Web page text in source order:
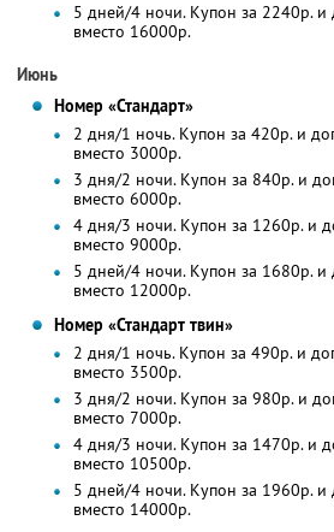
5 дней/4 ночи. Купон за 2240р. и
вместо 16000р.
Июнь
Номер «Стандарт»
2 дня/1 ночь. Купон за 420р. и
вместо 3000р.
3 дня/2 ночи. Купон за 840р. и
вместо 6000р.
4 дня/3 ночи. Купон за 1260р. и
вместо 9000р.
5 дней/4 ночи. Купон за 1680р. и
вместо 12000р.
Номер «Стандарт твин»
2 дня/1 ночь. Купон за 490р. и
вместо 3500р.
3 дня/2 ночи. Купон за 980р. и
вместо 7000р.
4 дня/3 ночи. Купон за 1470р. и
вместо 10500р.
5 дней/4 ночи. Купон за 1960р. и
вместо 14000р.